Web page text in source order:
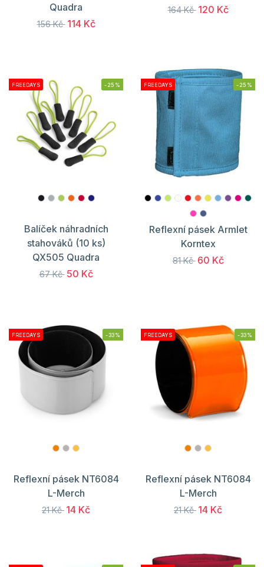
Quadra
156 Kč 114 Kč
164 Kč 120 Kč
FREEDAYS -25%
Balíček náhradních
stahováků (10 ks)
QX505 Quadra
67 Kč 50 Kč
FREEDAYS -25%
Reflexní pásek Armlet
Korntex
81 Kč 60 Kč
FREEDAYS -33%
Reflexní pásek NT6084
L-Merch
21 Kč 14 Kč
FREEDAYS -33%
Reflexní pásek NT6084
L-Merch
21 Kč 14 Kč